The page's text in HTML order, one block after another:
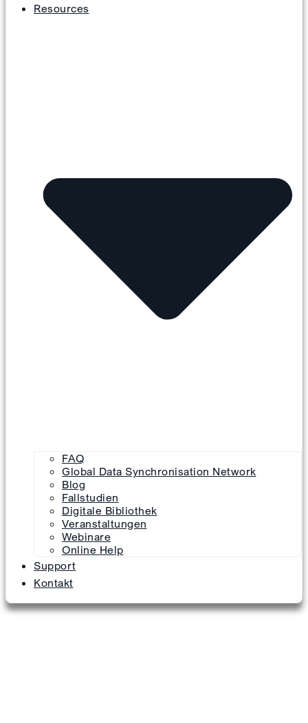
Resources
FAQ
Global Data Synchronisation Network
Blog
Fallstudien
Digitale Bibliothek
Veranstaltungen
Webinare
Online Help
Support
Kontakt